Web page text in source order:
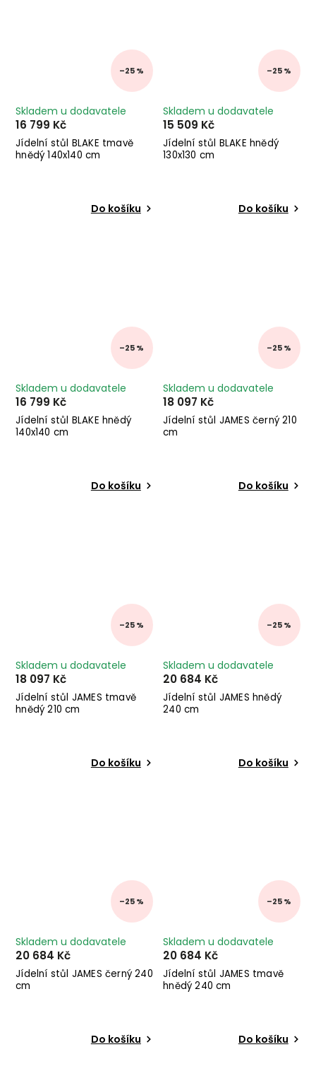
–25 %
Jídelní stůl BLAKE tmavě
hnědý 140x140 cm
Skladem u dodavatele
16 799 Kč
Do košíku
–25 %
Jídelní stůl BLAKE hnědý
130x130 cm
Skladem u dodavatele
15 509 Kč
Do košíku
–25 %
Jídelní stůl BLAKE hnědý
140x140 cm
Skladem u dodavatele
16 799 Kč
Do košíku
–25 %
Jídelní stůl JAMES černý 210
cm
Skladem u dodavatele
18 097 Kč
Do košíku
–25 %
Jídelní stůl JAMES tmavě
hnědý 210 cm
Skladem u dodavatele
18 097 Kč
Do košíku
–25 %
Jídelní stůl JAMES hnědý
240 cm
Skladem u dodavatele
20 684 Kč
Do košíku
–25 %
Jídelní stůl JAMES černý 240
cm
Skladem u dodavatele
20 684 Kč
Do košíku
–25 %
Jídelní stůl JAMES tmavě
hnědý 240 cm
Skladem u dodavatele
20 684 Kč
Do košíku